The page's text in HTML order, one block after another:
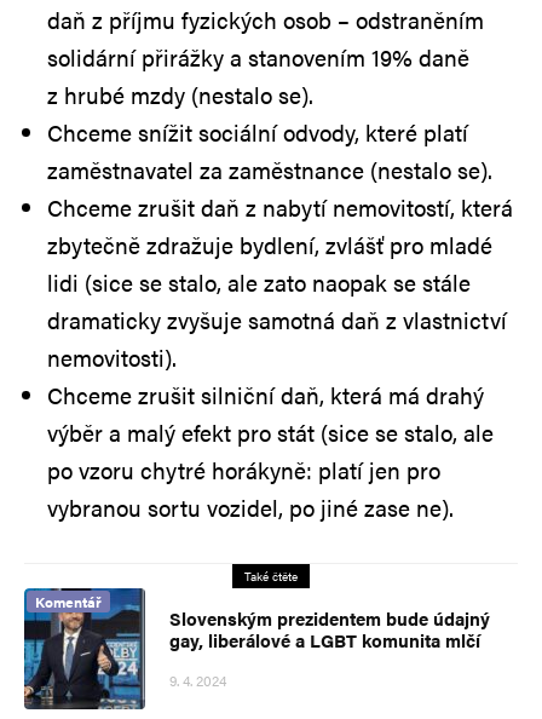
daň z příjmu fyzických osob – odstraněním
solidární přirážky a stanovením 19% daně
z hrubé mzdy (nestalo se).
Chceme snížit sociální odvody, které platí
zaměstnavatel za zaměstnance (nestalo se).
Chceme zrušit daň z nabytí nemovitostí, která
zbytečně zdražuje bydlení, zvlášť pro mladé
lidi (sice se stalo, ale zato naopak se stále
dramaticky zvyšuje samotná daň z vlastnictví
nemovitosti).
Chceme zrušit silniční daň, která má drahý
výběr a malý efekt pro stát (sice se stalo, ale
po vzoru chytré horákyně: platí jen pro
vybranou sortu vozidel, po jiné zase ne).
Také čtěte
Komentář
Slovenským prezidentem bude údajný
gay, liberálové a LGBT komunita mlčí
9. 4. 2024